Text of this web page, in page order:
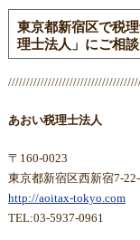
東京都新宿区で税
理士法人」にご相談
あおい税理士法人
〒160-0023
東京都新宿区西新宿7-
http://aoitax-tokyo.com
TEL:03-5937-0961